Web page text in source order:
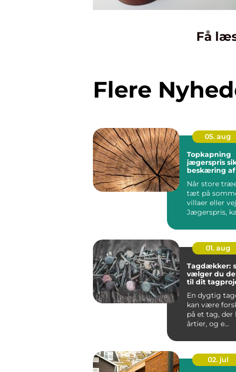
Få
Flere
05. aug
Topkapning
jægerspris sikker
beskæring af
Når store
tæt på
villaer eller
Jægerspris,
01. aug
Tagdækker:
vælger du
til dit
En dygtig
kan være
på et tag, der
årtier, og e...
02. jul